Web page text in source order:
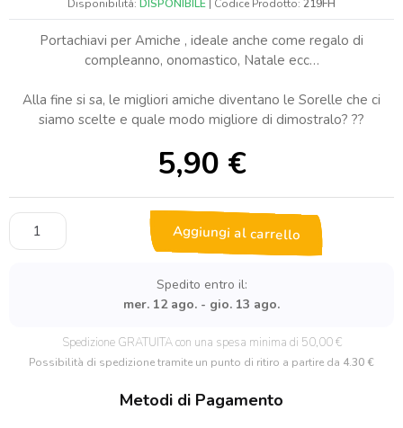
Disponibilitá: DISPONIBILE | Codice Prodotto: 219FH
Portachiavi per Amiche , ideale anche come regalo di
compleanno, onomastico, Natale ecc…
Alla fine si sa, le migliori amiche diventano le Sorelle che ci
siamo scelte e quale modo migliore di dimostralo? ??
5,90 €
Portachiavi
Personalizzato
sono
Aggiungi al carrello
Spedito entro il:
mer. 12 ago. - gio. 13 ago.
Spedizione GRATUITA con una spesa minima di 50,00 €
Possibilità di spedizione tramite un punto di ritiro a partire da 4.30 €
Metodi di Pagamento